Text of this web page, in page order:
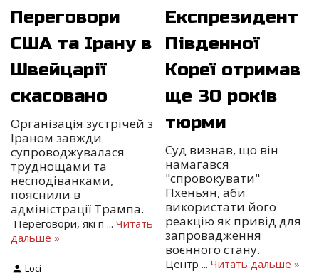
Переговори
США та Ірану в
Швейцарії
скасовано
Організація зустрічей з
Іраном завжди
супроводжувалася
труднощами та
несподіванками,
пояснили в
адміністрації Трампа.
Переговори, які п ... Читать
дальше »
Loci
Експрезидент
Південної
Кореї отримав
ще 30 років
тюрми
Суд визнав, що він
намагався
"спровокувати"
Пхеньян, аби
використати його
реакцію як привід для
запровадження
воєнного стану.
Центр...Читать дальше »